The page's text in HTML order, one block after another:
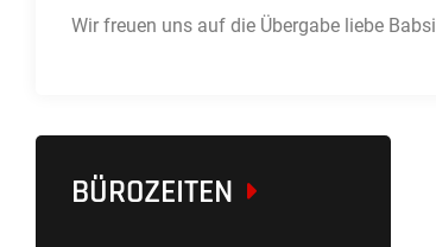
Wir freuen uns auf die Übergabe liebe Babsi
BÜROZEITEN